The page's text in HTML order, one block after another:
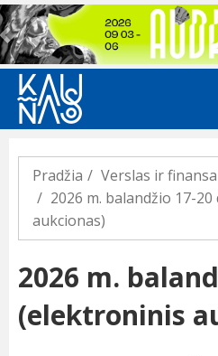
Previous
Pradžia
Verslas ir
2026 m. balandžio 17-
aukcionas)
2026 m.
(elektroninis